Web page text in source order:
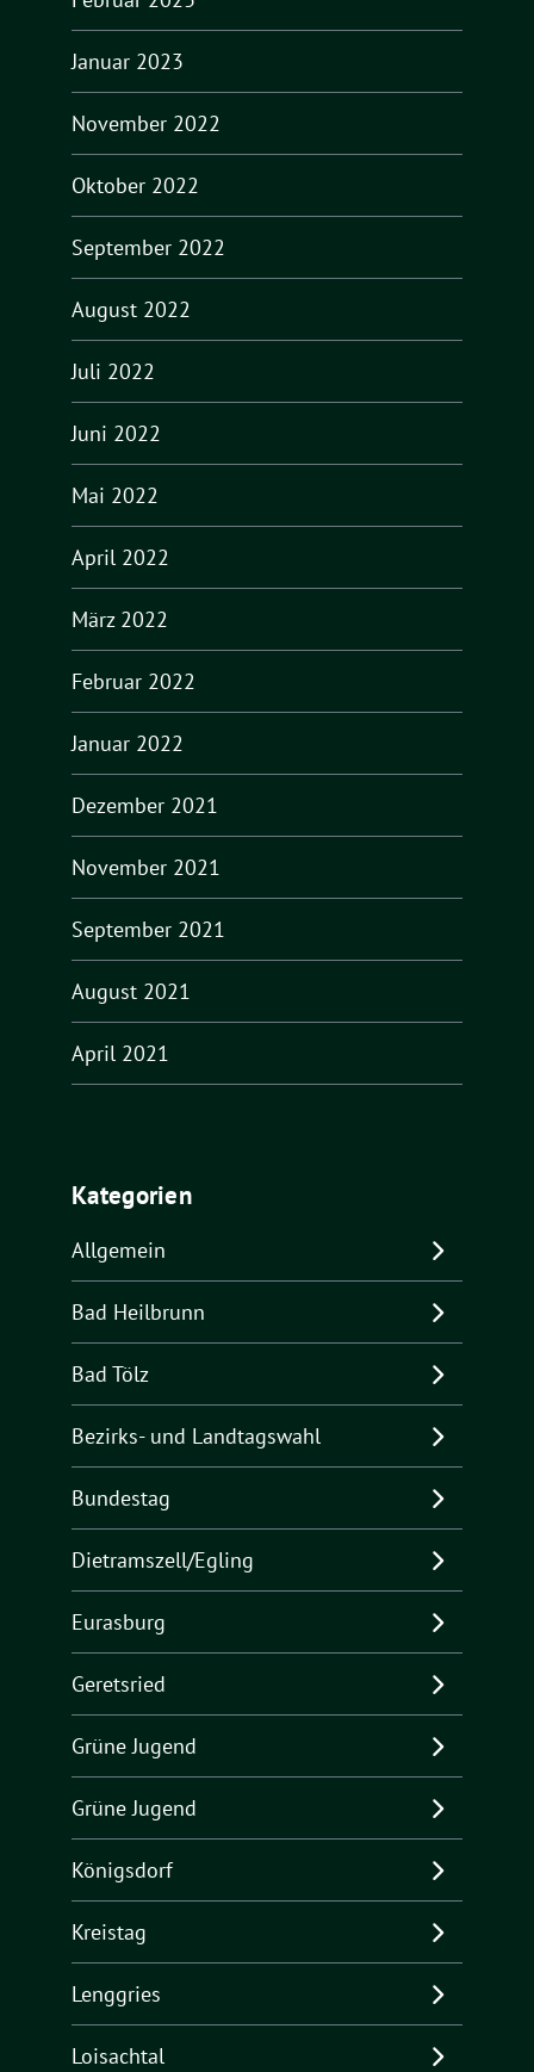
Januar 2023
November 2022
Oktober 2022
September 2022
August 2022
Juli 2022
Juni 2022
Mai 2022
April 2022
März 2022
Februar 2022
Januar 2022
Dezember 2021
November 2021
September 2021
August 2021
April 2021
Kategorien
Allgemein
Bad Heilbrunn
Bad Tölz
Bezirks- und Landtagswahl
Bundestag
Dietramszell/Egling
Eurasburg
Geretsried
Grüne Jugend
Grüne Jugend
Königsdorf
Kreistag
Lenggries
Loisachtal